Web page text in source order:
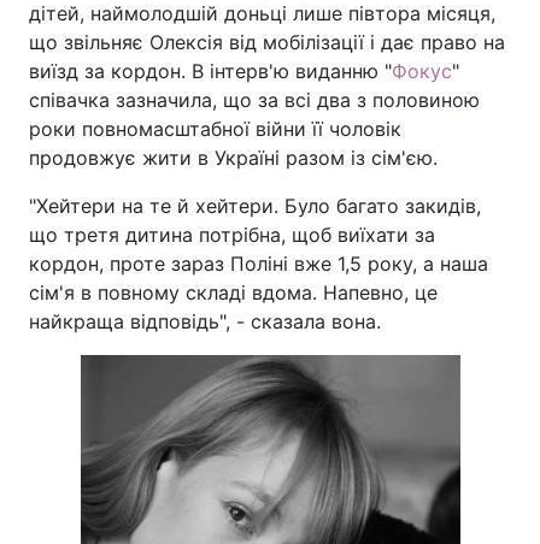
дітей, наймолодшій доньці лише півтора місяця,
що звільняє Олексія від мобілізації і дає право на
виїзд за кордон. В інтерв'ю виданню "Фокус"
співачка зазначила, що за всі два з половиною
роки повномасштабної війни її чоловік
продовжує жити в Україні разом із сім'єю.
"Хейтери на те й хейтери. Було багато закидів,
що третя дитина потрібна, щоб виїхати за
кордон, проте зараз Поліні вже 1,5 року, а наша
сім'я в повному складі вдома. Напевно, це
найкраща відповідь", - сказала вона.